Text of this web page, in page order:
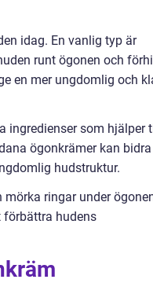
idag. En vanlig typ är
runt ögonen och
en mer ungdomlig och
ingredienser som hjälper
ögonkrämer kan
hudstruktur.
ringar under
förbättra hudens